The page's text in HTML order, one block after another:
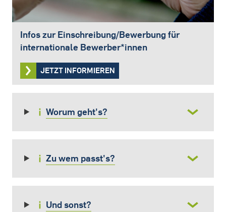
Infos zur Einschreibung/Bewerbung für
internationale Bewerber*innen
JETZT INFORMIEREN
Worum geht's?
Zu wem passt's?
Und sonst?